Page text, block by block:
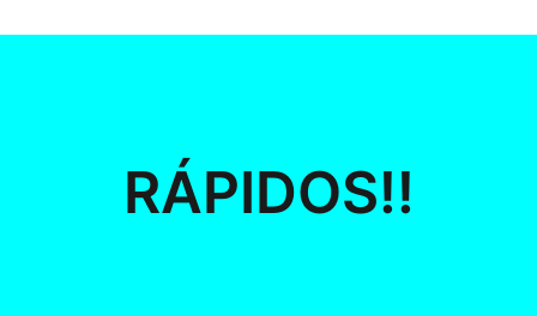
RÁPIDOS!!